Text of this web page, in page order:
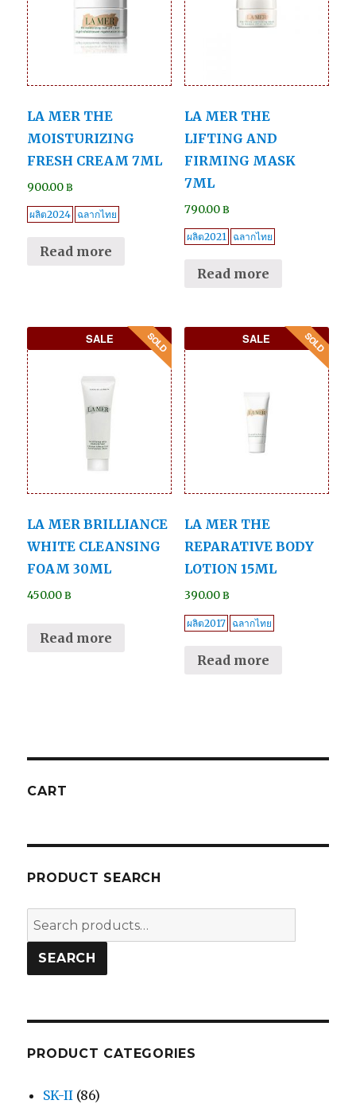
LA MER THE
MOISTURIZING
FRESH CREAM 7ML
900.00฿
ผลิต2024 ฉลากไทย
Read more
LA MER THE
LIFTING AND
FIRMING MASK
7ML
790.00฿
ผลิต2021 ฉลากไทย
Read more
SALE
LA MER BRILLIANCE
WHITE CLEANSING
FOAM 30ML
450.00฿
Read more
SALE
LA MER THE
REPARATIVE BODY
LOTION 15ML
390.00฿
ผลิต2017 ฉลากไทย
Read more
CART
PRODUCT SEARCH
Search
for:
SEARCH
PRODUCT CATEGORIES
SK-II (86)